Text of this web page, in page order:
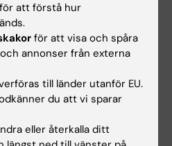
bland annat
hos de som
Vi hoppas på
samarbeten för vidare
för att förstå hur
för att visa och spåra
annonser från externa
till länder utanför EU.
du att vi sparar
eller återkalla ditt